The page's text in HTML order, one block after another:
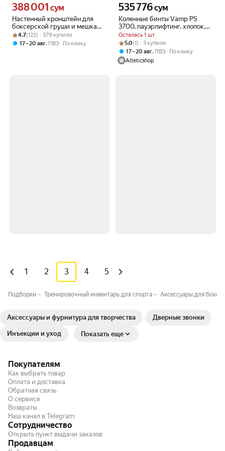
Настенный кронштейн для
боксерской груши и мешка
Barfits, 46см
Цена 388001 сум вместо
388 001 сум
Рейтинг товара: 4.7 из 5
Оценок: (122) · 379 купили
4.7(122) · 379 купили
17 – 20 авг, ПВЗ По клику
Коленные бинты Vamp PS
3700, пауэрлифтинг, хлопок,
черный/красный
Осталась 1 шт
Цена 535776 сум вместо
535 776сум
Рейтинг товара: 5.0 из 5
Оценок: (1) · 3 купили
5.0(1) · 3 купили
17 – 20 авг, ПВЗ
По клику
Atleticshop
1 2 3 4 5
Подборки Тренировочный инвентарь для спорта Аксессуары для
Аксессуары и фурнитура для творчества Дверные звонки
Инъекции и уход Показать еще
Покупателям
Как выбрать товар
Оплата и доставка
Обратная связь
О сервисе
Возвраты
Наш канал в Telegram
Сотрудничество
Открыть пункт выдачи заказов
Продавцам